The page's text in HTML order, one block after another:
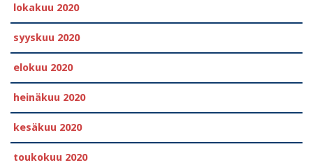
lokakuu 2020
syyskuu 2020
elokuu 2020
heinäkuu 2020
kesäkuu 2020
toukokuu 2020